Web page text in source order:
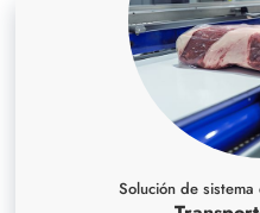
Solución de